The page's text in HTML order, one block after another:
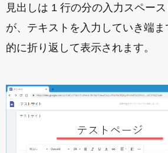
見出しは 1 行の分の入力スペー
が、テキストを入力していき端
的に折り返して表示されます。